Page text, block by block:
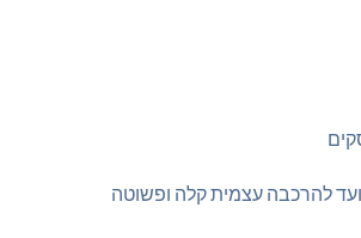
להרכבה עצמית קלה ופשוטה